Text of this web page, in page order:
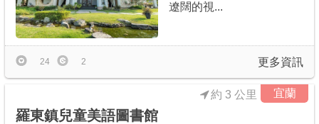
遼闊的視...
更多資訊
24 2
宜蘭
羅東鎮兒童美語圖書館
約 3 公里